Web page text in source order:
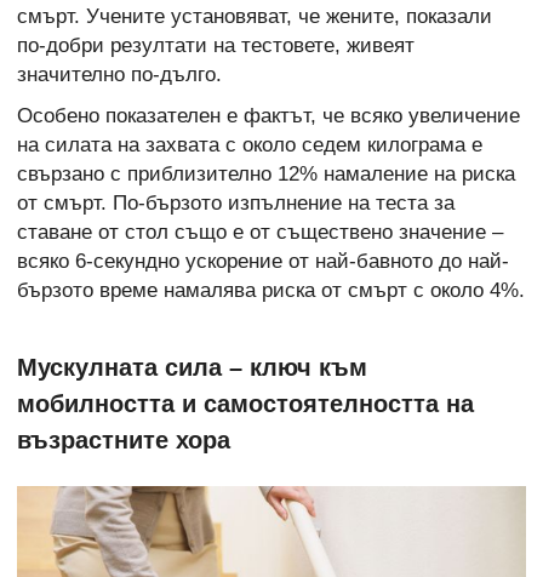
смърт. Учените установяват, че жените, показали
по-добри резултати на тестовете, живеят
значително по-дълго.
Особено показателен е фактът, че всяко увеличение
на силата на захвата с около седем килограма е
свързано с приблизително 12% намаление на риска
от смърт. По-бързото изпълнение на теста за
ставане от стол също е от съществено значение –
всяко 6-секундно ускорение от най-бавното до най-
бързото време намалява риска от смърт с около 4%.
Мускулната сила – ключ към
мобилността и самостоятелността на
възрастните хора